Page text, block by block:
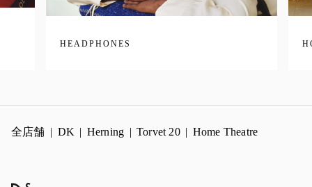
HEADPHONES
全店舗 DK Herning Torvet 20 Home Theatre